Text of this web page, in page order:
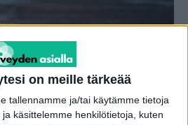
on meille tärkeää
tallennamme ja/tai käytämme tietoja
käsittelemme henkilötietoja, kuten